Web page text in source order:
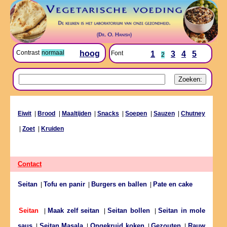
Contrast normaal hoog Font 1 2 3 4 5
Eiwit Brood Maaltijden|Snacks |Soepen Sauzen|Chutney
Zoet Kruiden
Contact
Seitan Tofu en panir Burgers en ballen Pate en cake
Seitan Maak zelf seitan |Seitan bollen|Seitan in mole